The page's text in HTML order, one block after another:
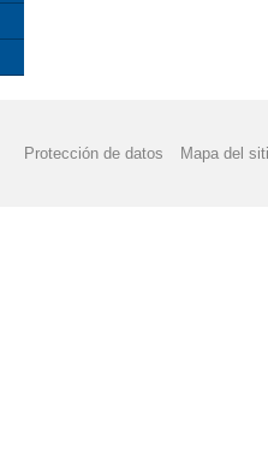
Protección de datos Mapa del